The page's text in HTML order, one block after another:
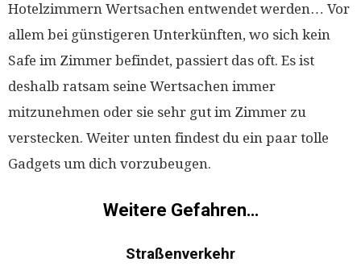
Hotelzimmern Wertsachen entwendet werden… Vor
allem bei günstigeren Unterkünften, wo sich kein
Safe im Zimmer befindet, passiert das oft. Es ist
deshalb ratsam seine Wertsachen immer
mitzunehmen oder sie sehr gut im Zimmer zu
verstecken. Weiter unten findest du ein paar tolle
Gadgets um dich vorzubeugen.
Weitere Gefahren…
Straßenverkehr